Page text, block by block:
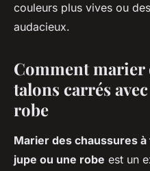
couleurs plus vives ou
audacieux.
Comment marier
talons carrés
robe
Marier des chaussures
jupe ou une robe est un